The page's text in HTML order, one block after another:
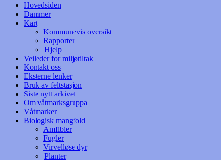
Hovedsiden
Dammer
Kart
Kommunevis oversikt
Rapporter
Hjelp
Veileder for miljøtiltak
Kontakt oss
Eksterne lenker
Bruk av feltstasjon
Siste nytt arkivet
Om våtmarksgruppa
Våtmarker
Biologisk mangfold
Amfibier
Fugler
Virvelløse dyr
Planter